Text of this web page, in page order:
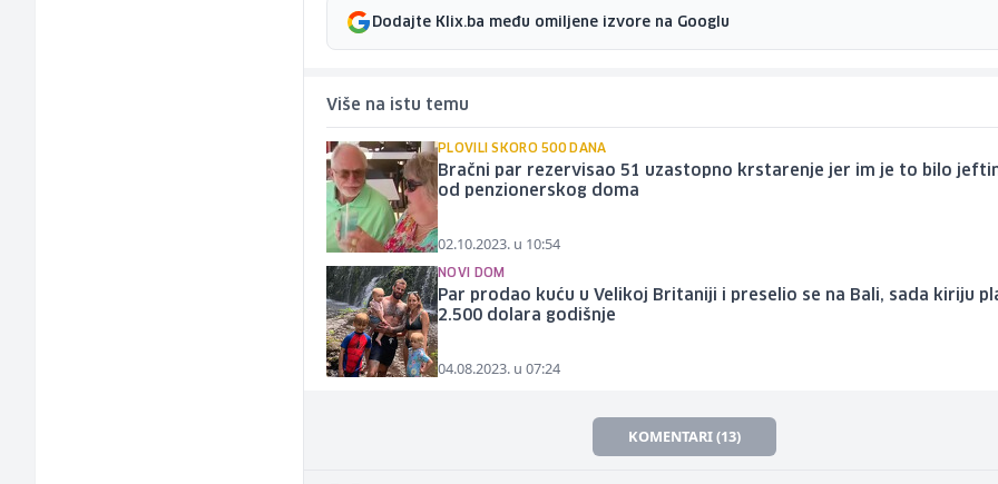
Dodajte Klix.ba među omiljene izvore na Googlu
Više na istu temu
PLOVILI SKORO 500 DANA
Bračni par rezervisao 51 uzastopno krstarenje jer im je to bilo
od penzionerskog doma
02.10.2023. u 10:54
NOVI DOM
Par prodao kuću u Velikoj Britaniji i preselio se na Bali, sada kiriju
2.500 dolara godišnje
04.08.2023. u 07:24
KOMENTARI (13)